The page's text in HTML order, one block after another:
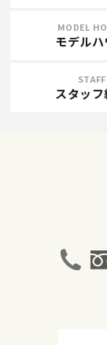
MODEL
モデルハ
STAFF
スタッ